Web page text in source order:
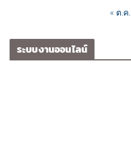
« ต.ค.
ระบบงานออนไลน์